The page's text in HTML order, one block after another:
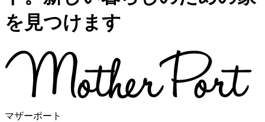
を見つけます
マザーポート